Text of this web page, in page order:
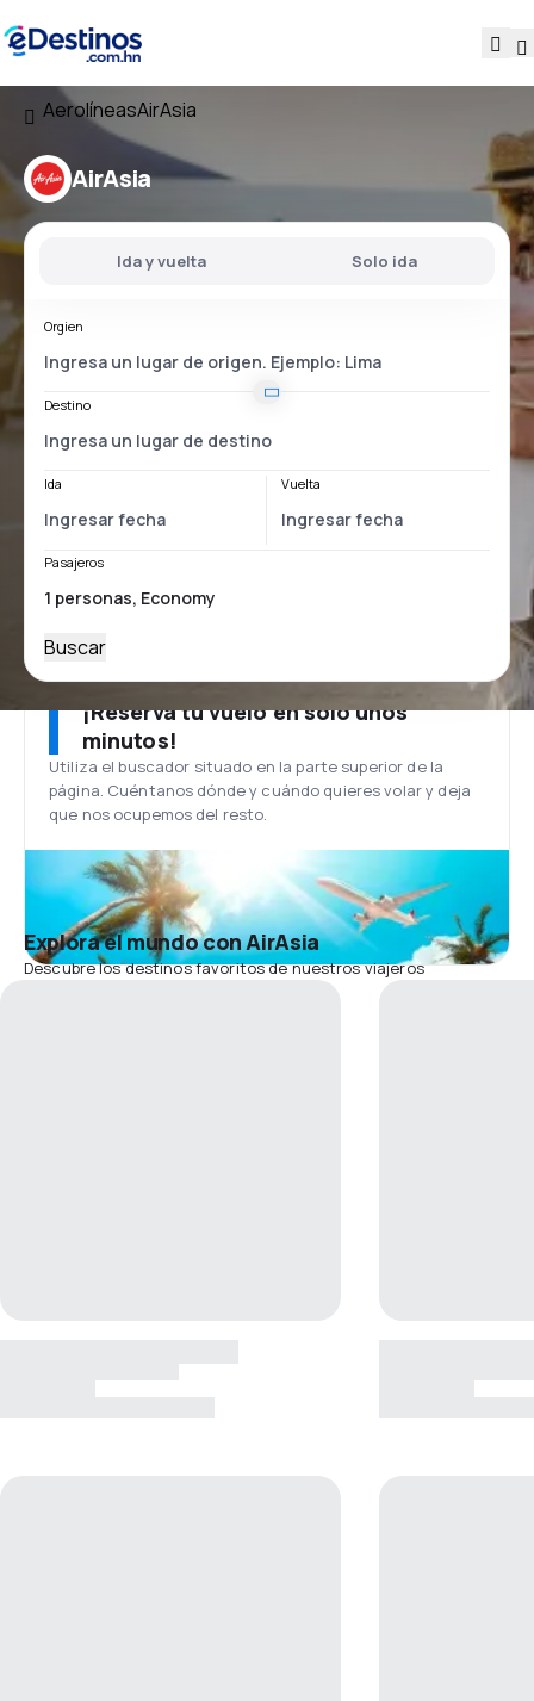
AerolíneasAirAsia
AirAsia
Ida y vuelta Solo ida
Orgien
Destino
Ida Vuelta
Pasajeros
Buscar
¡Reserva tu vuelo en solo unos
minutos!
Utiliza el buscador situado en la parte superior de la
página. Cuéntanos dónde y cuándo quieres volar y deja
que nos ocupemos del resto.
Explora el mundo con AirAsia
Descubre los destinos favoritos de nuestros viajeros